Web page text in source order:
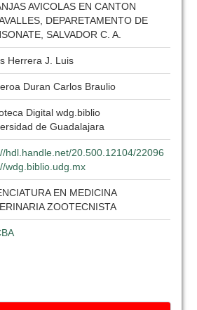
AVICOLAS EN CANTON
DEPARETAMENTO DE
SALVADOR C. A.
Herrera J. Luis
Duran Carlos Braulio
Digital wdg.biblio
de Guadalajara
hdl.handle.net/20.500.12104/22096
wdg.biblio.udg.mx
EN MEDICINA
ZOOTECNISTA